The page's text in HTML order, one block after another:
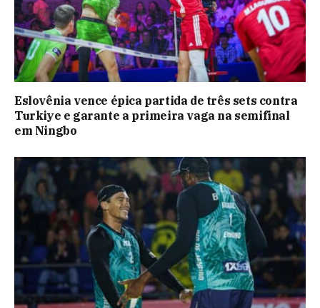
Eslovênia vence épica partida de três sets contra
Turkiye e garante a primeira vaga na semifinal
em Ningbo